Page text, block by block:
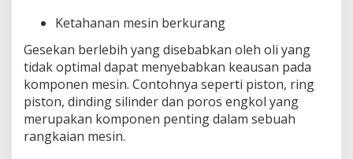
Ketahanan mesin berkurang
Gesekan berlebih yang disebabkan oleh oli yang
tidak optimal dapat menyebabkan keausan pada
komponen mesin. Contohnya seperti piston, ring
piston, dinding silinder dan poros engkol yang
merupakan komponen penting dalam sebuah
rangkaian mesin.